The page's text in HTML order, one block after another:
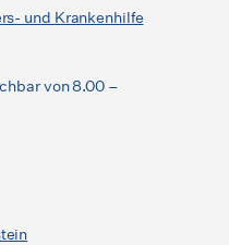
und Krankenhilfe
von 8.00 –